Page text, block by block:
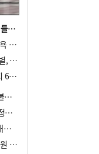
"스타벅스 가야지" 응원 배재고 야구부원들, 학교서 징계 처분
‘탱크데이’ 다시 불지핀 경찰, 스타벅스 모욕 혐의 압수수색
차정인 국교위원장 “허위정보와 혐오·차별, 학교 교실까지 유입"
‘5·18 폄훼 응원’ 배재고 야구부, 출전정지 6개월→1개월 감경
배재고 야구부 불송치 “광주일고가 처벌 불원 의사 표해”
배재고 야구부 징계 풀리나…“이달 말 공정위서 재심의”
‘스벅 구호 파문’ 배재고 6개월 출전정지 재심 신청키로
광주 찾아 고개 숙인 배재고 “지역 비하 응원 잘못”(종합)